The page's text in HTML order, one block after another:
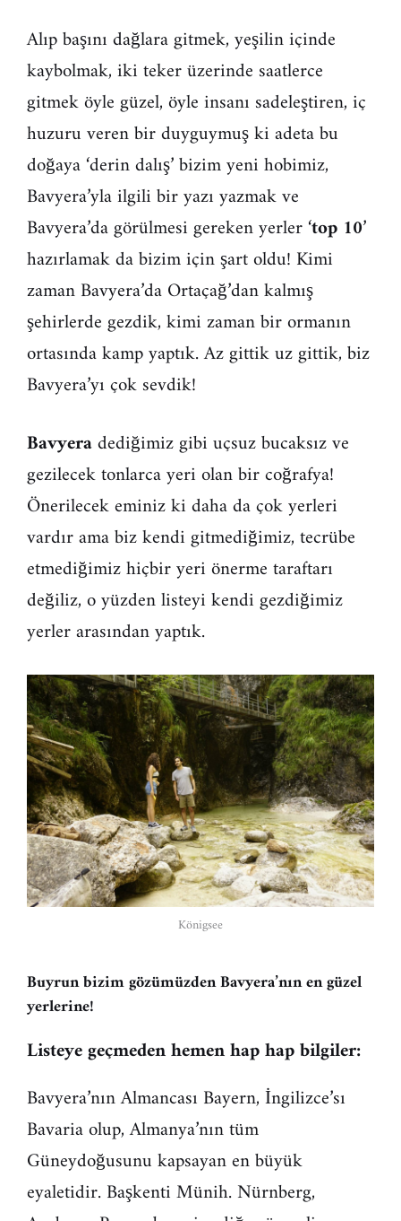
Alıp başını dağlara gitmek, yeşilin içinde
kaybolmak, iki teker üzerinde saatlerce
gitmek öyle güzel, öyle insanı sadeleştiren, iç
huzuru veren bir duyguymuş ki adeta bu
doğaya ‘derin dalış’ bizim yeni hobimiz,
Bavyera’yla ilgili bir yazı yazmak ve
Bavyera’da görülmesi gereken yerler ‘top 10’
hazırlamak da bizim için şart oldu! Kimi
zaman Bavyera’da Ortaçağ’dan kalmış
şehirlerde gezdik, kimi zaman bir ormanın
ortasında kamp yaptık. Az gittik uz gittik, biz
Bavyera’yı çok sevdik!
Bavyeradediğimiz gibi uçsuz bucaksız ve
gezilecek tonlarca yeri olan bir coğrafya!
Önerilecek eminiz ki daha da çok yerleri
vardır ama biz kendi gitmediğimiz, tecrübe
etmediğimiz hiçbir yeri önerme taraftarı
değiliz, o yüzden listeyi kendi gezdiğimiz
yerler arasından yaptık.
Königsee
Buyrun bizim gözümüzden Bavyera’nın en güzel
yerlerine!
Listeye geçmeden hemen hap hap bilgiler:
Bavyera’nın Almancası Bayern, İngilizce’sı
Bavaria olup, Almanya’nın tüm
Güneydoğusunu kapsayan en büyük
eyaletidir. Başkenti Münih. Nürnberg,